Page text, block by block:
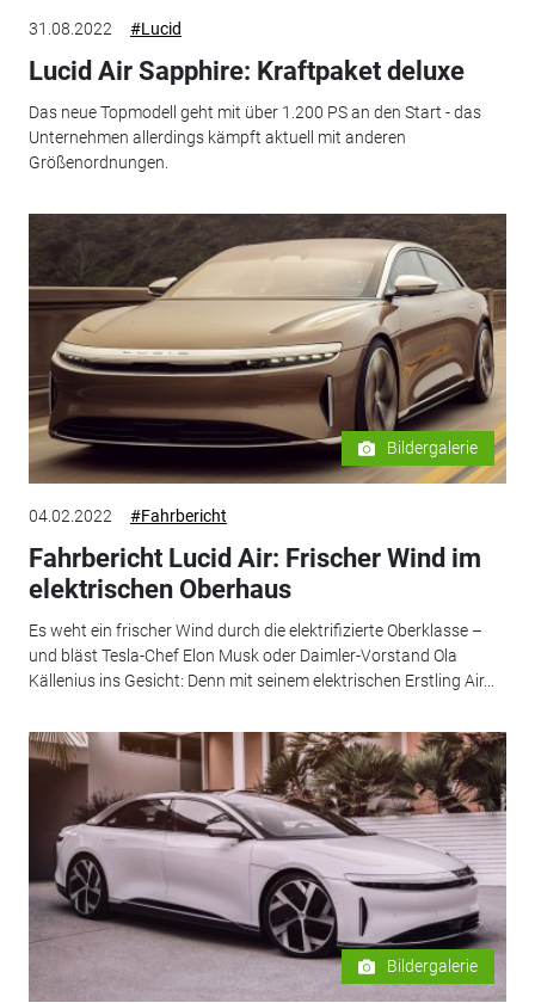
31.08.2022 #Lucid
Lucid Air Sapphire: Kraftpaket deluxe
Das neue Topmodell geht mit über 1.200 PS an den Start - das
Unternehmen allerdings kämpft aktuell mit anderen
Größenordnungen.
Bildergalerie
04.02.2022 #Fahrbericht
Fahrbericht Lucid Air: Frischer Wind im
elektrischen Oberhaus
Es weht ein frischer Wind durch die elektrifizierte Oberklasse –
und bläst Tesla-Chef Elon Musk oder Daimler-Vorstand Ola
Källenius ins Gesicht: Denn mit seinem elektrischen Erstling Air...
Bildergalerie